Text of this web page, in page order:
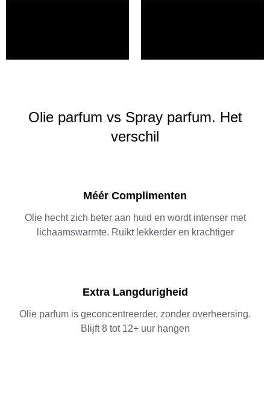
Olie parfum vs Spray parfum. Het
verschil
Méér Complimenten
Olie hecht zich beter aan huid en wordt intenser met
lichaamswarmte. Ruikt lekkerder en krachtiger
Extra Langdurigheid
Olie parfum is geconcentreerder, zonder overheersing.
Blijft 8 tot 12+ uur hangen